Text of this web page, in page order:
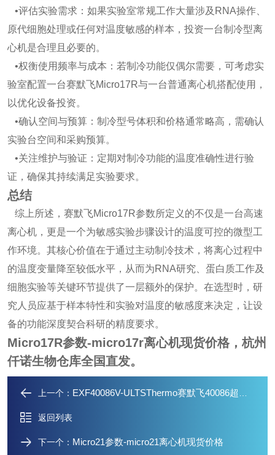
•评估实验需求：如果实验室常规工作大量涉及RNA操作、
原代细胞处理或任何对温度敏感的样本，投资一台制冷型离
心机是合理且必要的。
•权衡使用频率与成本：若制冷功能仅偶尔需要，可考虑实
验室配置一台赛默飞Micro17R与一台普通离心机搭配使用，
以优化设备投资。
•确认空间与预算：制冷型号体积和价格通常略高，需确认
实验台空间和采购预算。
•关注维护与验证：定期对制冷功能的温度准确性进行验
证，确保其持续满足实验要求。
总结
综上所述，赛默飞Micro17R参数所定义的不仅是一台高速
离心机，更是一个为敏感实验步骤设计的温度可控的微型工
作环境。其核心价值在于通过主动制冷技术，将离心过程中
的温度变量降至较低水平，从而为RNA研究、蛋白质工作及
细胞实验等关键环节提供了一层额外的保护。在选型时，研
究人员应基于样本特性和实验对温度的敏感度来决定，让设
备的功能深度契合科研的精度要求。
Micro17R参数-micro17r离心机现货价格 ，杭州
仟诺生物仓库全国直发。
上一个： EXF40086V-ULTSThermo赛默飞40086超低温冰箱
返回列表
下一个： Micro21参数-micro21离心机现货价格